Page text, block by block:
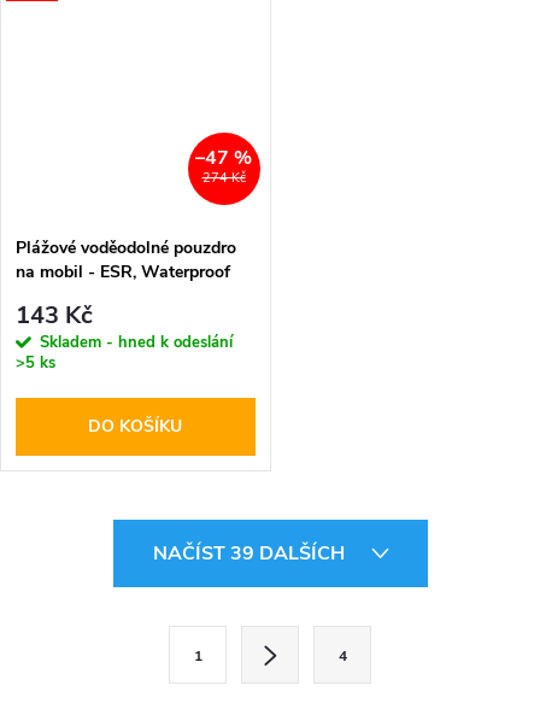
274 Kč
–47 %
Plážové voděodolné pouzdro
na mobil - ESR, Waterproof
143 Kč
Skladem - hned k odeslání
>5 ks
DO KOŠÍKU
NAČÍST 39 DALŠÍCH
1 4